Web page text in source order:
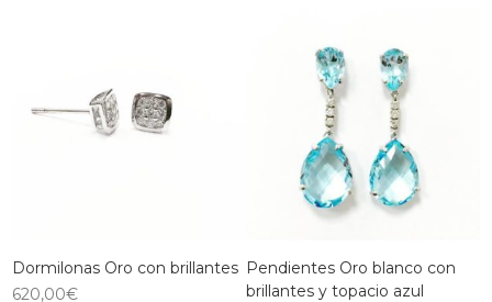
Dormilonas Oro con brillantes
620,00€
Pendientes Oro blanco con
brillantes y topacio azul